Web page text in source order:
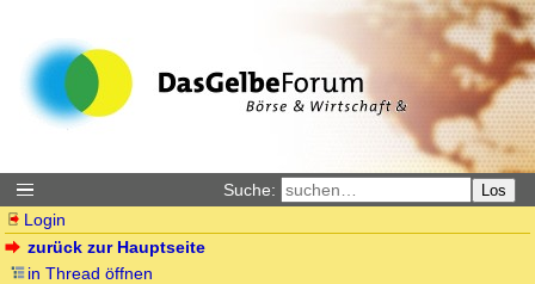
Suche: Los
Login
zurück zur Hauptseite
in Thread öffnen